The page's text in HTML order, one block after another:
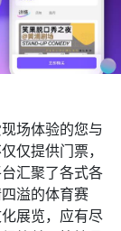
场体验的您与
仅提供门票，
汇聚了各式各
溢的体育赛
展览，应有尽